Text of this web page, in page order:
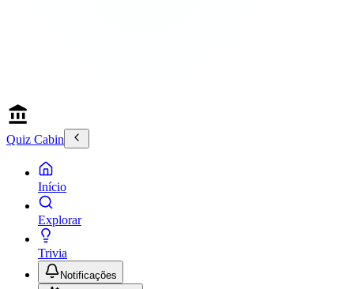
Quiz Cabin
Início
Explorar
Trivia
Notificações